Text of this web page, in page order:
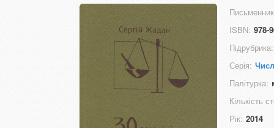
ISBN: 978-
Підрубрика:
Серія:
Палітурка:
Кількість
Рік: 2014